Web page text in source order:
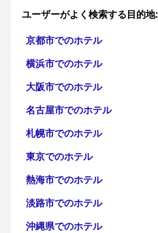
ユーザーがよく検索する目的地:
京都市でのホテル
横浜市でのホテル
大阪市でのホテル
名古屋市でのホテル
札幌市でのホテル
東京でのホテル
熱海市でのホテル
淡路市でのホテル
沖縄県でのホテル